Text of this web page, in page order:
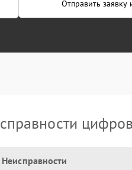
Отправить
Неисправности